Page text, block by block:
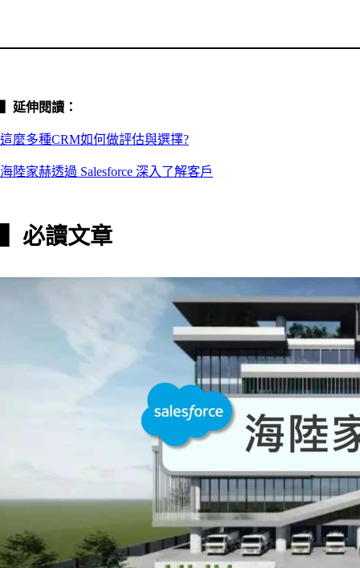
▍延伸閱讀：
這麼多種CRM如何做評估與選擇?
海陸家赫透過 Salesforce 深入了解客戶
▍必讀文章